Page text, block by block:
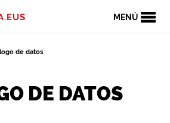
MENÚ
de datos
DE DATOS